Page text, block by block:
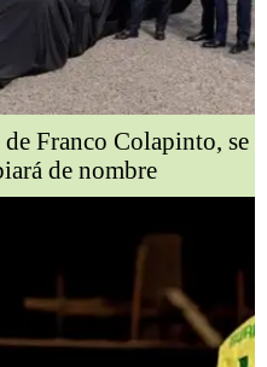
Franco Colapinto, se
de nombre